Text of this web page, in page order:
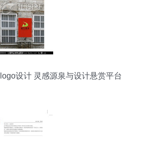
设计 灵感源泉与设计悬赏平台